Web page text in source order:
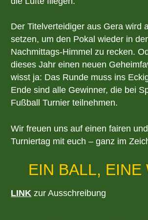
Der Titelverteidiger aus Gera wird
setzen, um den Pokal wieder in
Nachmittags-Himmel zu recken.
dieses Jahr einen neuen
wisst ja: Das Runde muss ins
Ende sind alle Gewinner, die bei
Fußball Turnier teilnehmen.
Wir freuen uns auf einen fairen
Turniertag mit euch – ganz im
EIN BALL, EINE
LINK zur Ausschreibung